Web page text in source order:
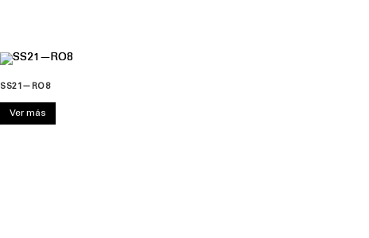
SS21—RO8
Ver más